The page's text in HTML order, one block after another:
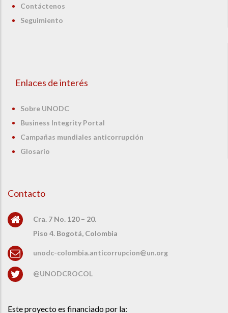
Contáctenos
Seguimiento
Enlaces de interés
Sobre UNODC
Business Integrity Portal
Campañas mundiales anticorrupción
Glosario
Contacto
Cra. 7 No. 120 – 20.
Piso 4. Bogotá, Colombia
unodc-colombia.anticorrupcion@un.org
@UNODCROCOL
Este proyecto es financiado por la: